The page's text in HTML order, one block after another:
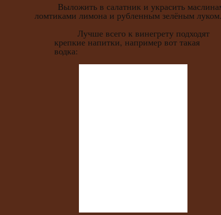
Выложить в салатник и украсить
ломтиками лимона и рубленным зелёным
Лучше всего к винегрету подходят
крепкие напитки, например вот такая
водка: